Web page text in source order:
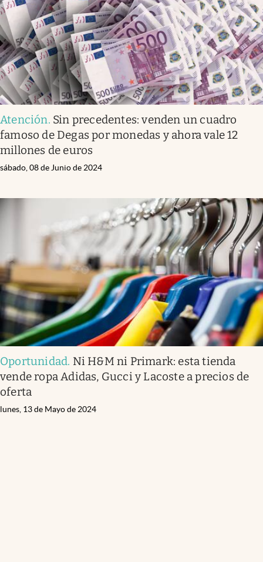
Atención. Sin precedentes: venden un cuadro
famoso de Degas por monedas y ahora vale 12
millones de euros
sábado, 08 de Junio de 2024
Oportunidad. Ni H&M ni Primark: esta tienda
vende ropa Adidas, Gucci y Lacoste a precios de
oferta
lunes, 13 de Mayo de 2024